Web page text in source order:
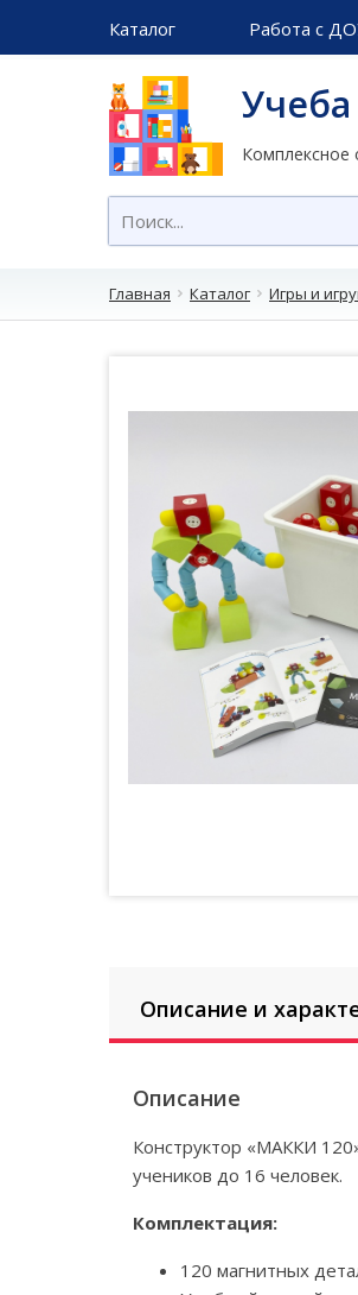
Каталог Работа с
Главная Каталог Игры и
Описание и
Описание
Конструктор «МАККИ
учеников до 16 человек.
Комплектация:
120 магнитных